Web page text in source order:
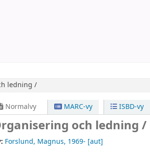
ledning /
Normalvy MARC-vy ISBD-vy
och ledning /
Forslund, Magnus, 1969- [aut]